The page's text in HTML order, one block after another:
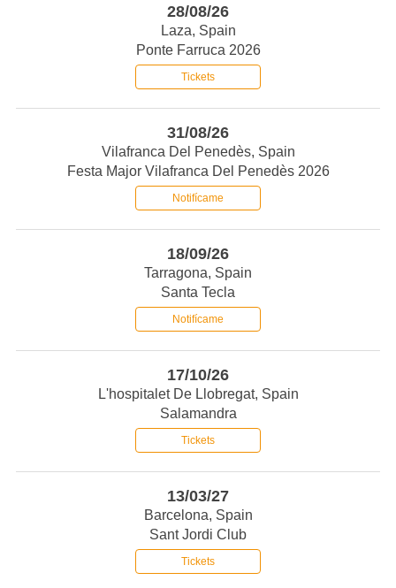
28/08/26
Laza, Spain
Ponte Farruca 2026
Tickets
31/08/26
Vilafranca Del Penedès, Spain
Festa Major Vilafranca Del Penedès 2026
Notifícame
18/09/26
Tarragona, Spain
Santa Tecla
Notifícame
17/10/26
L'hospitalet De Llobregat, Spain
Salamandra
Tickets
13/03/27
Barcelona, Spain
Sant Jordi Club
Tickets